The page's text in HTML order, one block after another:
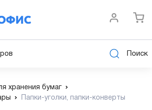
Поиск
хранения бумаг
Папки-уголки, папки-конверты